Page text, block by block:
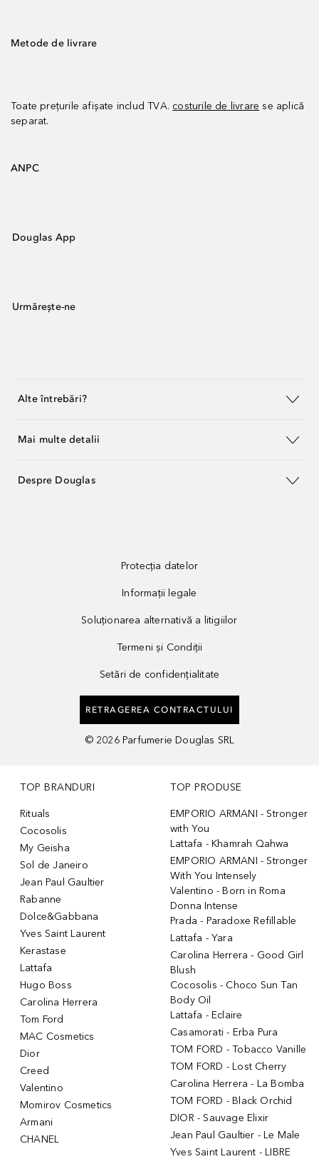
Metode de livrare
Toate prețurile afișate includ TVA. costurile de livrare se aplică
separat.
ANPC
Douglas App
Urmărește-ne
Alte întrebări?
Mai multe detalii
Despre Douglas
Protecția datelor
Informații legale
Soluționarea alternativă a litigiilor
Termeni și Condiții
Setări de confidențialitate
RETRAGEREA CONTRACTULUI
© 2026 Parfumerie Douglas SRL
TOP BRANDURI
Rituals
Cocosolis
My Geisha
Sol de Janeiro
Jean Paul Gaultier
Rabanne
Dolce&Gabbana
Yves Saint Laurent
Kerastase
Lattafa
Hugo Boss
Carolina Herrera
Tom Ford
MAC Cosmetics
Dior
Creed
Valentino
Momirov Cosmetics
Armani
CHANEL
TOP PRODUSE
EMPORIO ARMANI - Stronger
with You
Lattafa - Khamrah Qahwa
EMPORIO ARMANI - Stronger
With You Intensely
Valentino - Born in Roma
Donna Intense
Prada - Paradoxe Refillable
Lattafa - Yara
Carolina Herrera - Good Girl
Blush
Cocosolis - Choco Sun Tan
Body Oil
Lattafa - Eclaire
Casamorati - Erba Pura
TOM FORD - Tobacco Vanille
TOM FORD - Lost Cherry
Carolina Herrera - La Bomba
TOM FORD - Black Orchid
DIOR - Sauvage Elixir
Jean Paul Gaultier - Le Male
Yves Saint Laurent - LIBRE